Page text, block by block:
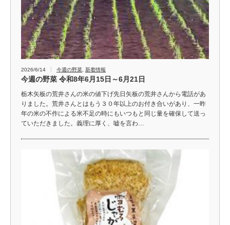
2026/6/14 今週の野菜, 新着情報
今週の野菜 令和8年6月15日～6月21日
栃木矢板の荒井さんの米の値下げ先日矢板の荒井さんから電話があ
りました。荒井さんとはもう３０年以上のお付き合いがあり、一昨
年の米の不作による米不足の時にもいつもと同じ量を確保して送っ
ていただきました。義理に厚く、嘘を言わ…